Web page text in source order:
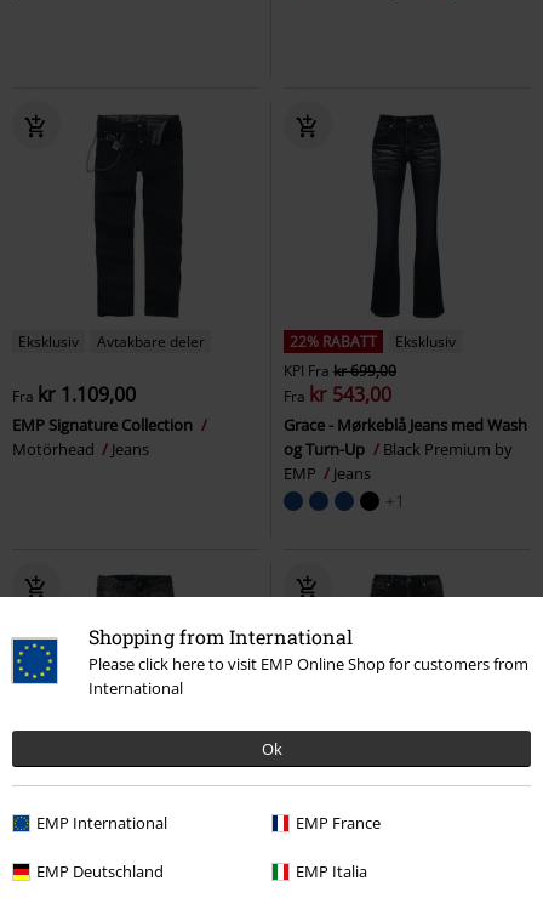
Shopping from International
Please click here to visit EMP Online Shop for customers from
International
Ok
EMP International EMP France
EMP Deutschland EMP Italia
Eksklusiv Avtakbare deler
Fra kr 1.109,00
EMP Signature Collection
Motörhead
Jeans
22% RABATT
Eksklusiv
KPI Fra kr 699,00
Fra kr 543,00
Grace - Mørkeblå Jeans med Wash
og Turn-Up
Black Premium by
EMP
Jeans
+1
JJIGLENN Ruby - Wide Leg Jeans